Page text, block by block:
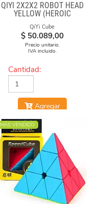
QIYI 2X2X2 ROBOT HEAD
YELLOW (HEROIC
LEADER)
QiYi Cube
$ 50.089,00
Precio unitario.
IVA incluido.
Cantidad:
Agregar
MÁS VENDIDO